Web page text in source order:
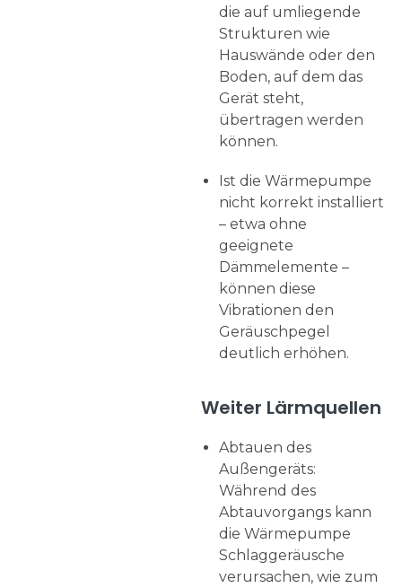
die auf umliegende
Strukturen wie
Hauswände oder den
Boden, auf dem das
Gerät steht,
übertragen werden
können.
Ist die Wärmepumpe
nicht korrekt installiert
– etwa ohne
geeignete
Dämmelemente –
können diese
Vibrationen den
Geräuschpegel
deutlich erhöhen.
Weiter Lärmquellen
Abtauen des
Außengeräts:
Während des
Abtauvorgangs kann
die Wärmepumpe
Schlaggeräusche
verursachen, wie zum